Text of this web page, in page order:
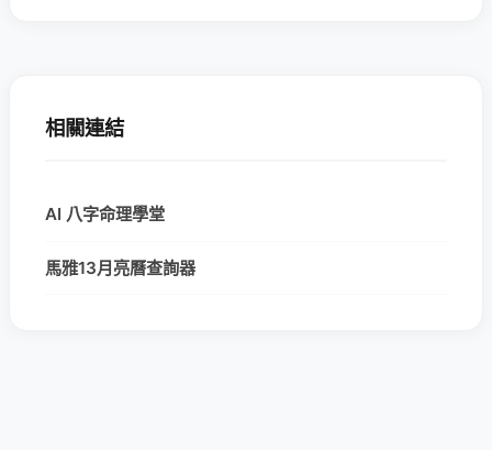
相關連結
AI 八字命理學堂
馬雅13月亮曆查詢器